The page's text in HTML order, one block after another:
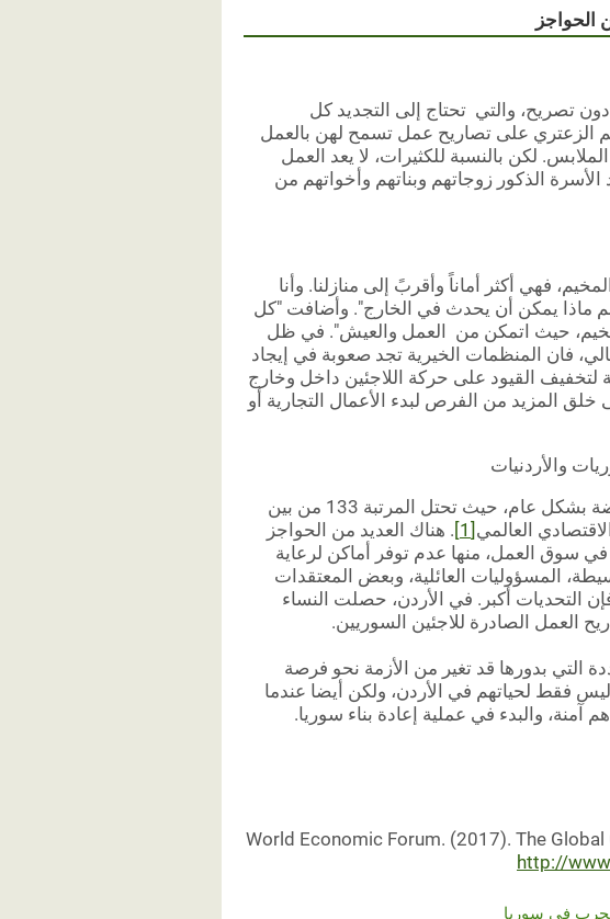
الحواجز
تصريح، والتي تحتاج إلى التجديد كل
على تصاريح عمل تسمح لهن بالعمل
لكن بالنسبة للكثيرات، لا يعد العمل
الذكور زوجاتهم وبناتهم وأخواتهم من
فهي أكثر أماناً وأقربً إلى منازلنا. وأنا
ماذا يمكن أن يحدث في الخارج". وأضافت "كل
حيث اتمكن من العمل والعيش". في ظل
فان المنظمات الخيرية تجد صعوبة في إيجاد
القيود على حركة اللاجئين داخل وخارج
المزيد من الفرص لبدء الأعمال التجارية أو
والأردنيات
تعد المشاركة الاقتصادية للمرأة في الأردن منخفضة بشكل عام، حيث تحتل المرتبة 133 من بين
[1]
. هناك العديد من الحواجز
في سوق العمل، منها عدم توفر أماكن لرعاية
المسؤوليات العائلية، وبعض المعتقدات
فإن التحديات أكبر. في الأردن، حصلت النساء
التي بدورها قد تغير من الأزمة نحو فرصة
فقط لحياتهم في الأردن، ولكن أيضا عندما
والبدء في عملية إعادة بناء سوريا.
http://
في سوريا